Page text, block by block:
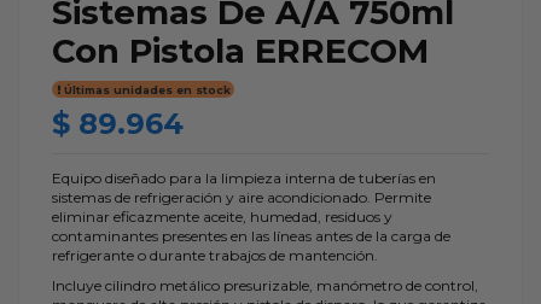
Sistemas De A/A 750ml
Con Pistola ERRECOM
Últimas unidades en stock
$ 89.964
Equipo diseñado para la limpieza interna de tuberías en
sistemas de refrigeración y aire acondicionado. Permite
eliminar eficazmente aceite, humedad, residuos y
contaminantes presentes en las líneas antes de la carga de
refrigerante o durante trabajos de mantención.
Incluye cilindro metálico presurizable, manómetro de control,